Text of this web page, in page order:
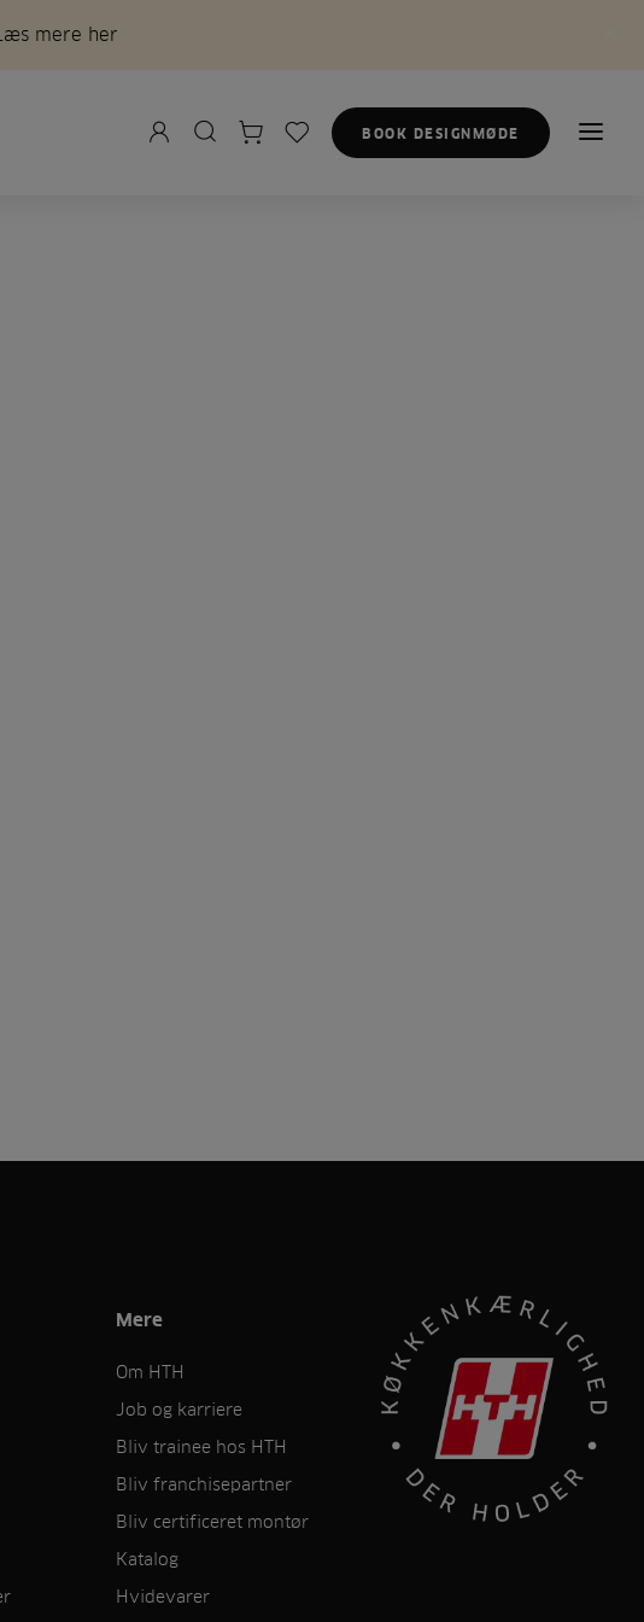
mere her
BOOK DESIGNMØDE
Mere
Om HTH
Job og karriere
Bliv trainee hos HTH
Bliv franchisepartner
Bliv certificeret montør
Katalog
Hvidevarer